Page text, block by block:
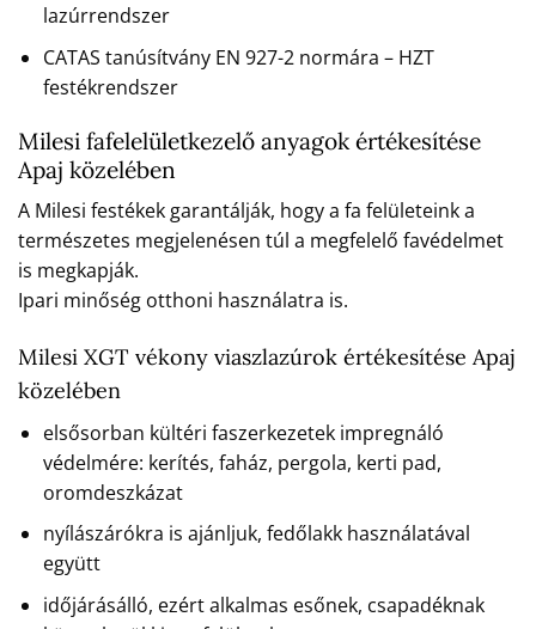
lazúrrendszer
CATAS tanúsítvány EN 927-2 normára – HZT
festékrendszer
Milesi fafelelületkezelő anyagok értékesítése
Apaj közelében
A Milesi festékek garantálják, hogy a fa felületeink a
természetes megjelenésen túl a megfelelő favédelmet
is megkapják.
Ipari minőség otthoni használatra is.
Milesi XGT vékony viaszlazúrok értékesítése Apaj
közelében
elsősorban kültéri faszerkezetek impregnáló
védelmére: kerítés, faház, pergola, kerti pad,
oromdeszkázat
nyílászárókra is ajánljuk, fedőlakk használatával
együtt
időjárásálló, ezért alkalmas esőnek, csapadéknak